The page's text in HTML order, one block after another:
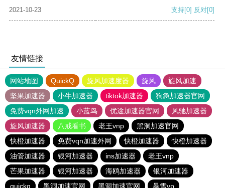
2021-10-23 支持[0] 反对[0]
友情链接
网站地图 QuickQ 旋风加速度器 旋风
旋风加速
坚果加速器
小牛加速器 tiktok加速器
狗急加速器官网
免费vqn外网加速
小蓝鸟 优途加速器官网
风驰加速器
旋风加速器
八戒看书 老王vnp
黑洞加速官网
快橙加速器
免费vqn加速外网 快橙加速器
快橙加速器
油管加速器
银河加速器 ins加速器
老王vnp
芒果加速器
银河加速器 海鸥加速器
银河加速器
quickq
黑洞加速官网 黑洞加速官网 暴雪vp